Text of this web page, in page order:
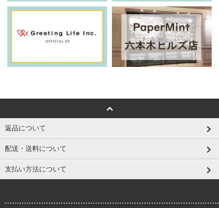
返品について
配送・送料について
支払い方法について